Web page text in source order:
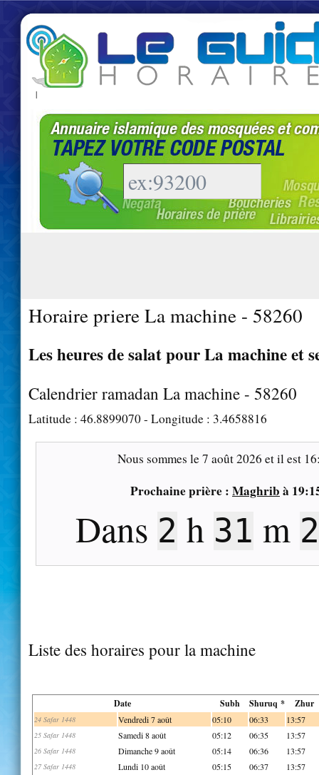
|
Horaire priere La machine - 58260
Les heures de salat pour La machine et
Calendrier ramadan La machine - 58260
Latitude : 46.8899070- Longitude : 3.4658816
Nous sommes le7 août 2026 et il est
Prochaine prière : Maghrib à
Dans 2 h 31 m
Liste des horaires pour la machine
Date Subh Shuruq * Zhur
24 Safar 1448 Vendredi 7 août 05:10 06:33 13:57
25 Safar 1448 Samedi 8 août 05:12 06:35 13:57
26 Safar 1448 Dimanche 9 août 05:14 06:36 13:57
27 Safar 1448 Lundi 10 août 05:15 06:37 13:57